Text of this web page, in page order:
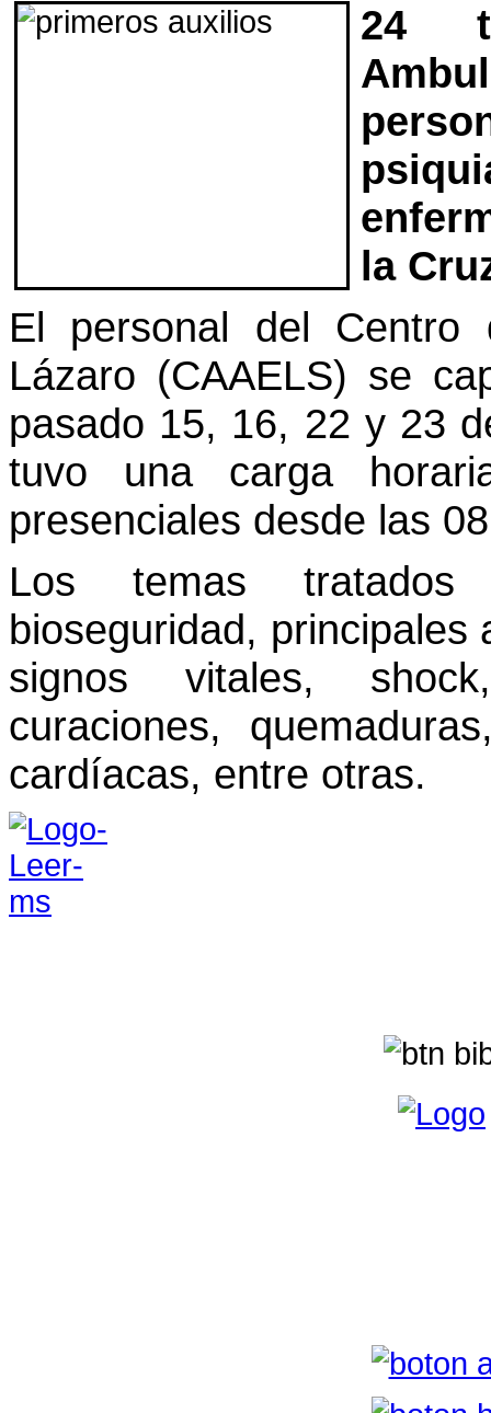
24
la
El personal del Centro
Lázaro (CAAELS) se
pasado 15, 16, 22 y 23
tuvo una carga
presenciales desde las
Los temas tratados
bioseguridad, principales
signos vitales,
curaciones,
cardíacas, entre otras.